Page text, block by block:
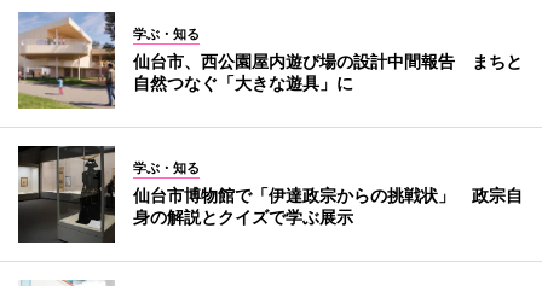
学ぶ・知る
仙台市、西公園屋内遊び場の設計中間報告 まちと
自然つなぐ「大きな遊具」に
学ぶ・知る
仙台市博物館で「伊達政宗からの挑戦状」 政宗自
身の解説とクイズで学ぶ展示